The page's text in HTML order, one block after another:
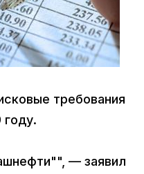
требования
— заявил